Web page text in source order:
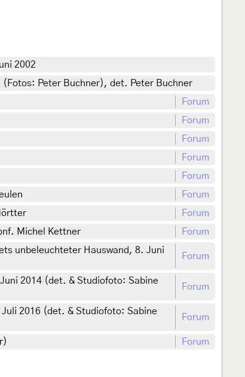
2002
Peter Buchner), det. Peter Buchner
Forum
Forum
Forum
Forum
Forum
Forum
Forum
Michel Kettner
Forum
unbeleuchteter Hauswand, 8. Juni
Forum
2014 (det. & Studiofoto: Sabine
Forum
2016 (det. & Studiofoto: Sabine
Forum
Forum